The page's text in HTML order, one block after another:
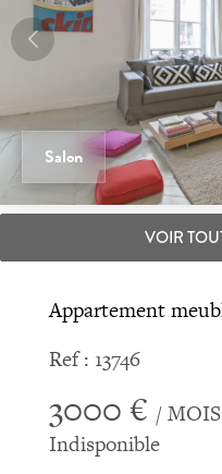
Salon
VOIR
Appartement
Ref : 13746
3000 € /
Indisponible